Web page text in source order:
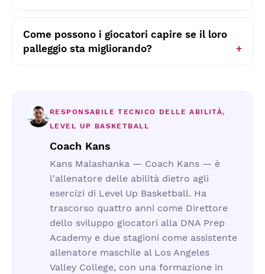
Come possono i giocatori capire se il loro
palleggio sta migliorando?
RESPONSABILE TECNICO DELLE ABILITÀ,
LEVEL UP BASKETBALL
Coach Kans
Kans Malashanka — Coach Kans — è
l'allenatore delle abilità dietro agli
esercizi di Level Up Basketball. Ha
trascorso quattro anni come Direttore
dello sviluppo giocatori alla DNA Prep
Academy e due stagioni come assistente
allenatore maschile al Los Angeles
Valley College, con una formazione in